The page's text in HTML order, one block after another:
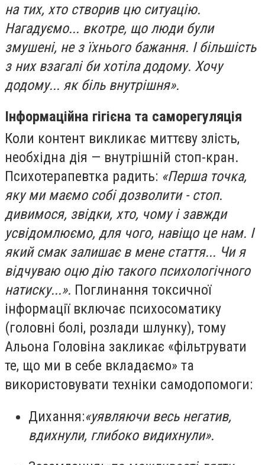
на тих, хто створив цю ситуацію.
Нагадуємо... вкотре, що люди були
змушені, не з їхнього бажання. І більшість
з них взагалі би хотіла додому. Хочу
додому... як біль внутрішня».
Інформаційна гігієна та саморегуляція
Коли контент викликає миттєву злість,
необхідна дія — внутрішній стоп-кран.
Психотерапевтка радить: «Перша точка,
яку ми маємо собі дозволити - стоп.
дивимося, звідки, хто, чому і завжди
усвідомлюємо, для чого, навіщо це нам. І
який смак залишає в мене стаття... Чи я
відчуваю оцю дію такого психологічного
натиску...». Поглинання токсичної
інформації включає психосоматику
(головні болі, розлади шлунку), тому
Альона Головіна закликає «фільтрувати
те, що ми в себе вкладаємо» та
використовувати техніки самодопомоги:
Дихання:«уявляючи весь негатив,
вдихнули, глибоко видихнули».